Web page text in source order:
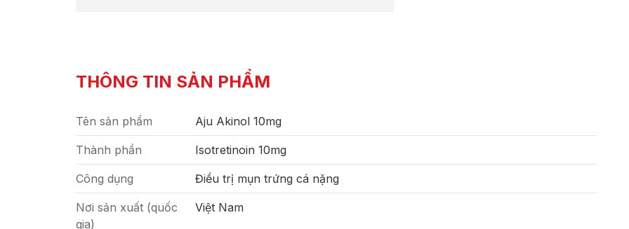
THÔNG TIN SẢN PHẨM
Tên sản phẩm Aju Akinol 10mg
Thành phần Isotretinoin 10mg
Công dụng Điều trị mụn trứng cá nặng
Nơi sản xuất (quốc
gia)
Việt Nam